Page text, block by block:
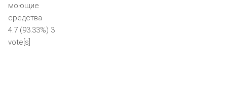
моющие
средства
4.7 (93.33%) 3
vote[s]